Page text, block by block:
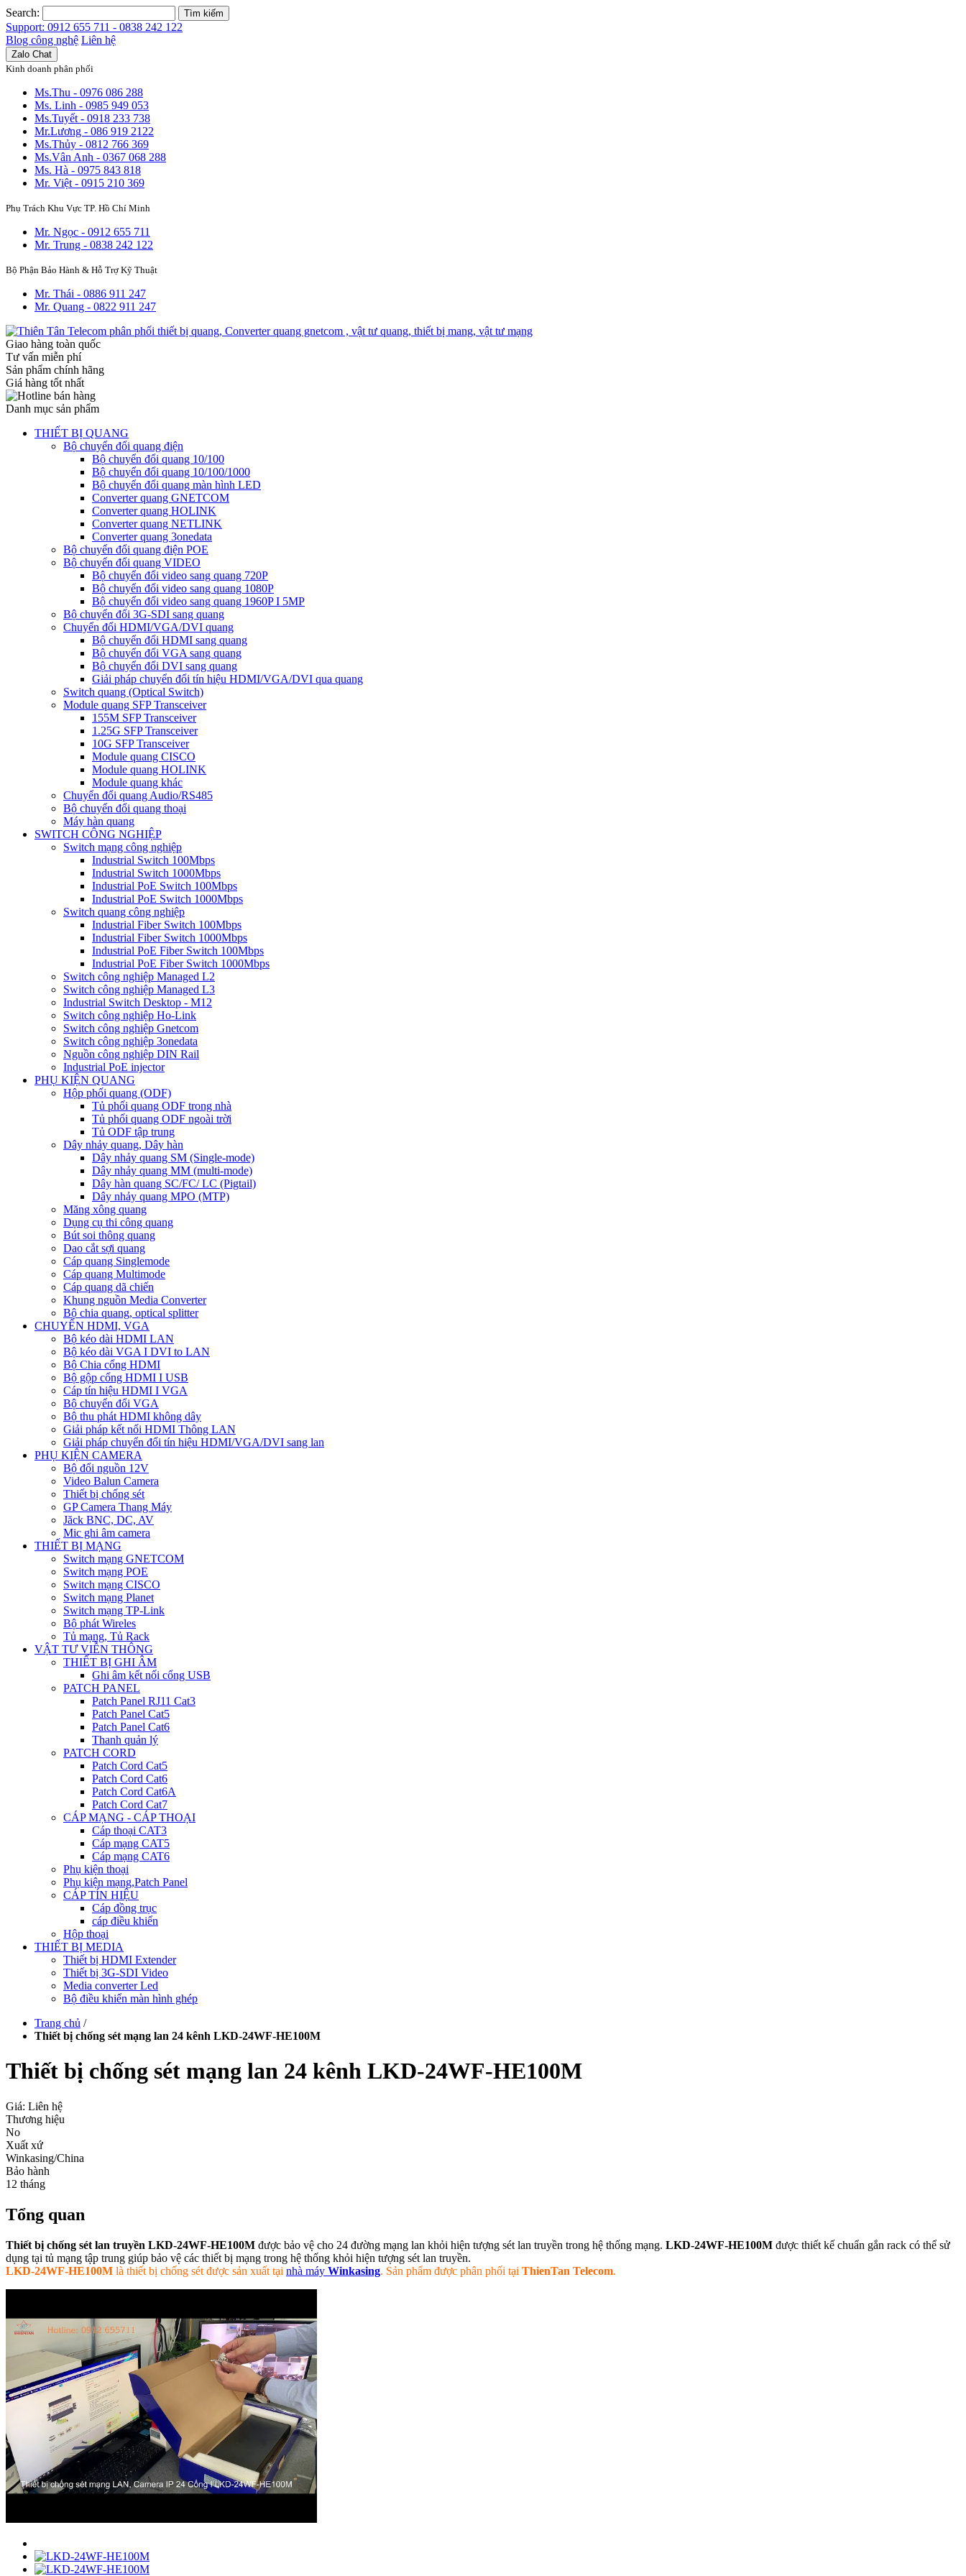
Search: Tìm kiếm
Support: 0912 655 711 - 0838 242 122
Blog công nghệ Liên hệ
Zalo Chat
Kinh doanh phân phối
Ms.Thu - 0976 086 288
Ms. Linh - 0985 949 053
Ms.Tuyết - 0918 233 738
Mr.Lương - 086 919 2122
Ms.Thủy - 0812 766 369
Ms.Vân Anh - 0367 068 288
Ms. Hà - 0975 843 818
Mr. Việt - 0915 210 369
Phụ Trách Khu Vực TP. Hồ Chí Minh
Mr. Ngọc - 0912 655 711
Mr. Trung - 0838 242 122
Bộ Phận Bảo Hành & Hỗ Trợ Kỹ Thuật
Mr. Thái - 0886 911 247
Mr. Quang - 0822 911 247
Giao hàng toàn quốc
Tư vấn miễn phí
Sản phẩm chính hãng
Giá hàng tốt nhất
Danh mục sản phẩm
THIẾT BỊ QUANG
Bộ chuyển đổi quang điện
Bộ chuyển đổi quang 10/100
Bộ chuyển đổi quang 10/100/1000
Bộ chuyển đổi quang màn hình LED
Converter quang GNETCOM
Converter quang HOLINK
Converter quang NETLINK
Converter quang 3onedata
Bộ chuyển đổi quang điện POE
Bộ chuyển đổi quang VIDEO
Bộ chuyển đổi video sang quang 720P
Bộ chuyển đổi video sang quang 1080P
Bộ chuyển đổi video sang quang 1960P I 5MP
Bộ chuyển đổi 3G-SDI sang quang
Chuyển đổi HDMI/VGA/DVI quang
Bộ chuyển đổi HDMI sang quang
Bộ chuyển đổi VGA sang quang
Bộ chuyển đổi DVI sang quang
Giải pháp chuyển đổi tín hiệu HDMI/VGA/DVI qua quang
Switch quang (Optical Switch)
Module quang SFP Transceiver
155M SFP Transceiver
1.25G SFP Transceiver
10G SFP Transceiver
Module quang CISCO
Module quang HOLINK
Module quang khác
Chuyển đổi quang Audio/RS485
Bộ chuyển đổi quang thoại
Máy hàn quang
SWITCH CÔNG NGHIỆP
Switch mạng công nghiệp
Industrial Switch 100Mbps
Industrial Switch 1000Mbps
Industrial PoE Switch 100Mbps
Industrial PoE Switch 1000Mbps
Switch quang công nghiệp
Industrial Fiber Switch 100Mbps
Industrial Fiber Switch 1000Mbps
Industrial PoE Fiber Switch 100Mbps
Industrial PoE Fiber Switch 1000Mbps
Switch công nghiệp Managed L2
Switch công nghiệp Managed L3
Industrial Switch Desktop - M12
Switch công nghiệp Ho-Link
Switch công nghiệp Gnetcom
Switch công nghiệp 3onedata
Nguồn công nghiệp DIN Rail
Industrial PoE injector
PHỤ KIỆN QUANG
Hộp phối quang (ODF)
Tủ phối quang ODF trong nhà
Tủ phối quang ODF ngoài trời
Tủ ODF tập trung
Dây nhảy quang, Dây hàn
Dây nhảy quang SM (Single-mode)
Dây nhảy quang MM (multi-mode)
Dây hàn quang SC/FC/ LC (Pigtail)
Dây nhảy quang MPO (MTP)
Măng xông quang
Dụng cụ thi công quang
Bút soi thông quang
Dao cắt sợi quang
Cáp quang Singlemode
Cáp quang Multimode
Cáp quang dã chiến
Khung nguồn Media Converter
Bộ chia quang, optical splitter
CHUYỂN HDMI, VGA
Bộ kéo dài HDMI LAN
Bộ kéo dài VGA I DVI to LAN
Bộ Chia cổng HDMI
Bộ gộp cổng HDMI I USB
Cáp tín hiệu HDMI I VGA
Bộ chuyển đổi VGA
Bộ thu phát HDMI không dây
Giải pháp kết nối HDMI Thông LAN
Giải pháp chuyển đổi tín hiệu HDMI/VGA/DVI sang lan
PHỤ KIỆN CAMERA
Bộ đổi nguồn 12V
Video Balun Camera
Thiết bị chống sét
GP Camera Thang Máy
Jăck BNC, DC, AV
Mic ghi âm camera
THIẾT BỊ MẠNG
Switch mạng GNETCOM
Switch mạng POE
Switch mạng CISCO
Switch mạng Planet
Switch mạng TP-Link
Bộ phát Wireles
Tủ mạng, Tủ Rack
VẬT TƯ VIỄN THÔNG
THIẾT BỊ GHI ÂM
Ghi âm kết nối cổng USB
PATCH PANEL
Patch Panel RJ11 Cat3
Patch Panel Cat5
Patch Panel Cat6
Thanh quản lý
PATCH CORD
Patch Cord Cat5
Patch Cord Cat6
Patch Cord Cat6A
Patch Cord Cat7
CÁP MẠNG - CÁP THOẠI
Cáp thoại CAT3
Cáp mạng CAT5
Cáp mạng CAT6
Phụ kiện thoại
Phụ kiện mạng,Patch Panel
CÁP TÍN HIỆU
Cáp đồng trục
cáp điều khiển
Hộp thoại
THIẾT BỊ MEDIA
Thiết bị HDMI Extender
Thiết bị 3G-SDI Video
Media converter Led
Bộ điều khiển màn hình ghép
Trang chủ /
Thiết bị chống sét mạng lan 24 kênh LKD-24WF-HE100M
Thiết bị chống sét mạng lan 24 kênh LKD-24WF-HE100M
Giá: Liên hệ
Thương hiệu
No
Xuất xứ
Winkasing/China
Bảo hành
12 tháng
Tổng quan
Thiết bị chống sét lan truyền LKD-24WF-HE100M được bảo vệ cho 24 đường mạng lan khỏi hiện tượng sét lan truyền trong hệ thống mạng. LKD-24WF-HE100M được thiết kế chuẩn gắn rack có thể sử
dụng tại tủ mạng tập trung giúp bảo vệ các thiết bị mạng trong hệ thống khỏi hiện tượng sét lan truyền.
LKD-24WF-HE100M là thiết bị chống sét được sản xuất tại nhà máy Winkasing. Sản phẩm được phân phối tại ThienTan Telecom.